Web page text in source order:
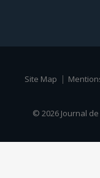
Site Map
© 2026 Journal